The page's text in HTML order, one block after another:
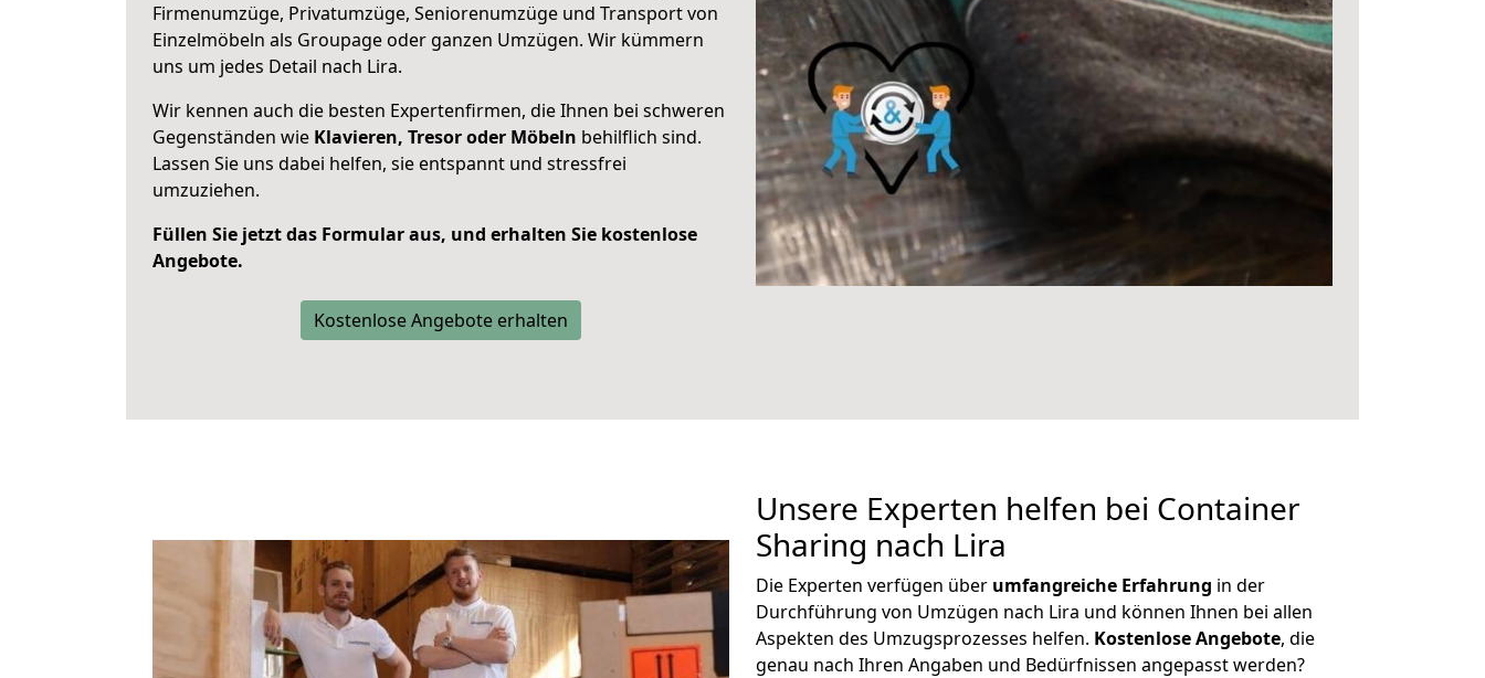
Firmenumzüge, Privatumzüge, Seniorenumzüge und Transport von
Einzelmöbeln als Groupage oder ganzen Umzügen. Wir kümmern
uns um jedes Detail nach Lira.
Wir kennen auch die besten Expertenfirmen, die Ihnen bei schweren
Gegenständen wie Klavieren, Tresor oder Möbeln behilflich sind.
Lassen Sie uns dabei helfen, sie entspannt und stressfrei
umzuziehen.
Füllen Sie jetzt das Formular aus, und erhalten Sie kostenlose
Angebote.
Kostenlose Angebote erhalten
Unsere Experten helfen bei Container
Sharing nach Lira
Die Experten verfügen über umfangreiche Erfahrung in der
Durchführung von Umzügen nach Lira und können Ihnen bei allen
Aspekten des Umzugsprozesses helfen. Kostenlose Angebote, die
genau nach Ihren Angaben und Bedürfnissen angepasst werden?